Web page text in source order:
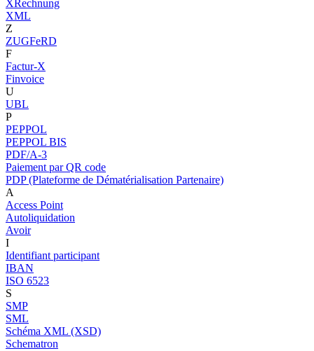
XRechnung
XML
Z
ZUGFeRD
F
Factur-X
Finvoice
U
UBL
P
PEPPOL
PEPPOL BIS
PDF/A-3
Paiement par QR code
PDP (Plateforme de Dématérialisation Partenaire)
A
Access Point
Autoliquidation
Avoir
I
Identifiant participant
IBAN
ISO 6523
S
SMP
SML
Schéma XML (XSD)
Schematron